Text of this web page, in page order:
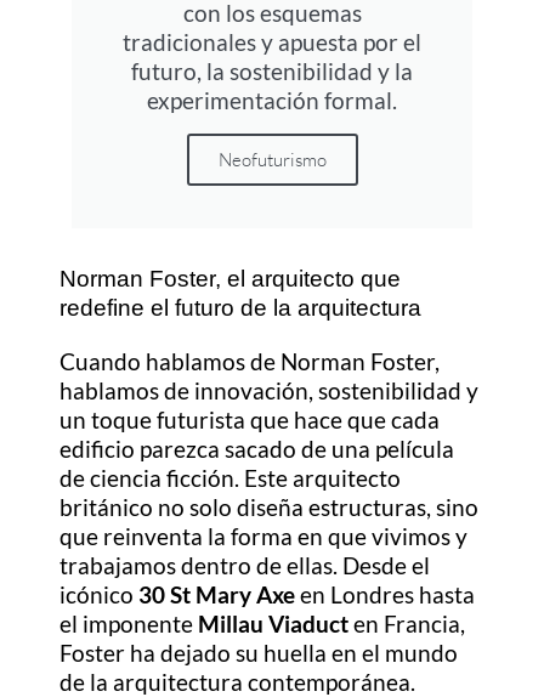
con los esquemas
tradicionales y apuesta por el
futuro, la sostenibilidad y la
experimentación formal.
Neofuturismo
Norman Foster, el arquitecto que
redefine el futuro de la arquitectura
Cuando hablamos de Norman Foster,
hablamos de innovación, sostenibilidad y
un toque futurista que hace que cada
edificio parezca sacado de una película
de ciencia ficción. Este arquitecto
británico no solo diseña estructuras, sino
que reinventa la forma en que vivimos y
trabajamos dentro de ellas. Desde el
icónico 30 St Mary Axeen Londres hasta
el imponente Millau Viaducten Francia,
Foster ha dejado su huella en el mundo
de la arquitectura contemporánea.